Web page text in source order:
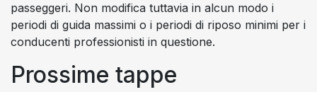
passeggeri. Non modifica tuttavia in alcun modo i
periodi di guida massimi o i periodi di riposo minimi per i
conducenti professionisti in questione.
Prossime tappe